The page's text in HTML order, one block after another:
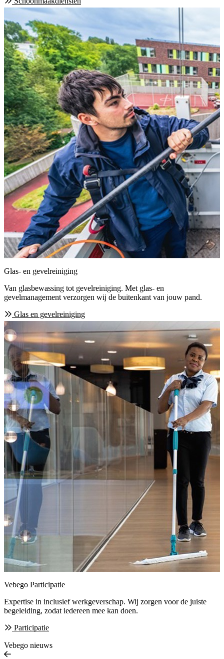
Glas- en gevelreiniging
Van glasbewassing tot gevelreiniging. Met glas- en
gevelmanagement verzorgen wij de buitenkant van jouw pand.
Glas en gevelreiniging
Vebego Participatie
Expertise in inclusief werkgeverschap. Wij zorgen voor de juiste
begeleiding, zodat iedereen mee kan doen.
Participatie
Vebego nieuws